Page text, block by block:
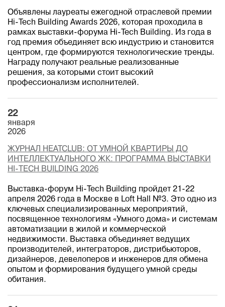
Объявлены лауреаты ежегодной отраслевой премии
Hi-Tech Building Awards 2026, которая проходила в
рамках выставки-форума Hi-Tech Building. Из года в
год премия объединяет всю индустрию и становится
центром, где формируются технологические тренды.
Награду получают реальные реализованные
решения, за которыми стоит высокий
профессионализм исполнителей.
22
января
2026
ЖУРНАЛ HEATCLUB: ОТ УМНОЙ КВАРТИРЫ ДО
ИНТЕЛЛЕКТУАЛЬНОГО ЖК: ПРОГРАММА ВЫСТАВКИ
HI-TECH BUILDING 2026
Выставка-форум Hi-Tech Building пройдет 21-22
апреля 2026 года в Москве в Loft Hall №3. Это одно из
ключевых специализированных мероприятий,
посвященное технологиям «Умного дома» и системам
автоматизации в жилой и коммерческой
недвижимости. Выставка объединяет ведущих
производителей, интеграторов, дистрибьюторов,
дизайнеров, девелоперов и инженеров для обмена
опытом и формирования будущего умной среды
обитания.